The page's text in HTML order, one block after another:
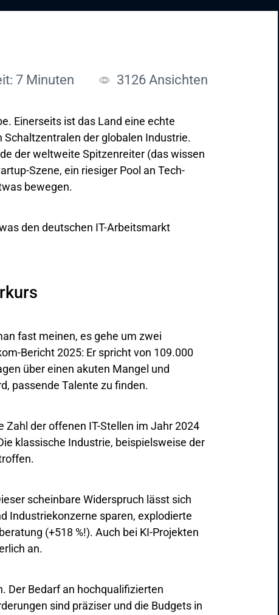
7 Minuten 3126 Ansichten
Einerseits ist das Land eine echte
der globalen Industrie.
der weltweite Spitzenreiter (das wissen
Szene, ein riesiger Pool an Tech-
bewegen.
den deutschen IT-Arbeitsmarkt
fast meinen, es gehe um zwei
Bericht 2025: Er spricht von 109.000
über einen akuten Mangel und
passende Talente zu finden.
Zahl der offenen IT-Stellen im Jahr 2024
klassische Industrie, beispielsweise der
scheinbare Widerspruch lässt sich
Industriekonzerne sparen, explodierte
(+518 %!). Auch bei KI-Projekten
an.
Der Bedarf an hochqualifizierten
sind präziser und die Budgets in